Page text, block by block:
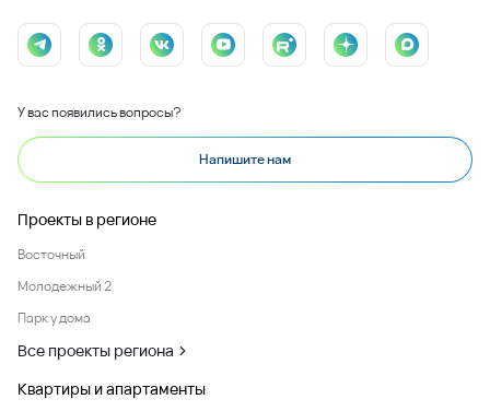
У вас появились вопросы?
Напишите нам
Проекты в регионе
Восточный
Молодежный 2
Парк у дома
Все проекты региона
Квартиры и апартаменты